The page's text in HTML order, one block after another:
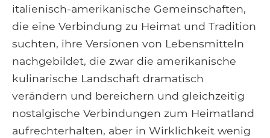
italienisch-amerikanische Gemeinschaften,
die eine Verbindung zu Heimat und Tradition
suchten, ihre Versionen von Lebensmitteln
nachgebildet, die zwar die amerikanische
kulinarische Landschaft dramatisch
verändern und bereichern und gleichzeitig
nostalgische Verbindungen zum Heimatland
aufrechterhalten, aber in Wirklichkeit wenig